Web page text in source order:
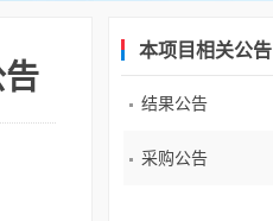
本项目相关公告
结果公告
采购公告